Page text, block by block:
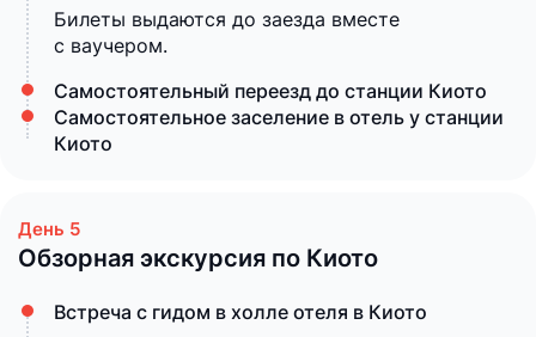
Билеты выдаются до заезда вместе
с ваучером.
Самостоятельный переезд до станции Киото
Самостоятельное заселение в отель у станции
Киото
Обзорная экскурсия по Киото
Встреча с гидом в холле отеля в Киото